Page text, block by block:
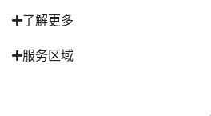
了解更多
服务区域